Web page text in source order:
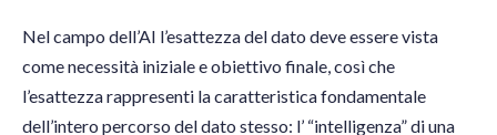
Nel campo dell’AI l’esattezza del dato deve essere vista
come necessità iniziale e obiettivo finale, così che
l’esattezza rappresenti la caratteristica fondamentale
dell’intero percorso del dato stesso: l’ “intelligenza” di una